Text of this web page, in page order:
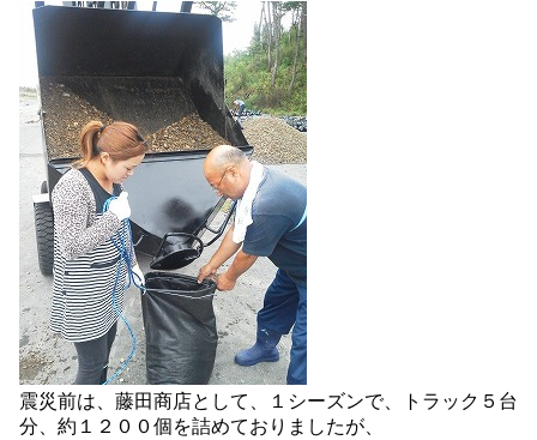
震災前は、藤田商店として、１シーズンで、トラック５台
分、約１２００個を詰めておりましたが、